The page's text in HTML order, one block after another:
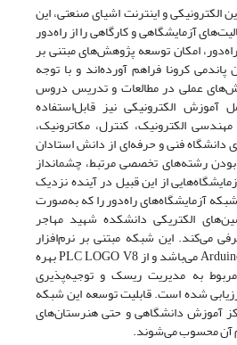
الکترونیکی و اینترنت اشیای صنعتی، این
اجازه را می­دهد تا بتوان فعالیت‌های آزمایشگاهی و کارگاهی را از راه‌‎دور
انجام داد. آزمایشگاه‌های راه‎‌دور، امکان توسعه پژوهش‌­های مبتنی بر
کرونا فراهم آورده‌اند و با توجه
عملی در مطالعات و تدریس دروس
آموزش الکترونیکی نیز قابل‌استفاده
الکترونیک، کنترل، مکاترونیک،
فنی و حرفه‌­ای از دانش استادان
بودن رشته­‌های تخصصی مرتبط، چشم­انداز
از این قبیل در آینده نزدیک
آزمایشگاه‌­های راه‌­دور را که به‌صورت
الکتریکی دانشکده شهید مهاجر
می‌کند. این شبکه مبتنی بر نرم‌افزار
LabVIEW و سخت‌افزار Arduino می‌باشد و از PLC LOGO V8 بهره
به مدیریت ریسک و توجیه‌­پذیری
شده است. قابلیت توسعه این شبکه
آموزش دانشگاهی و حتی هنرستان­‌های
آن محسوب می‌شوند.